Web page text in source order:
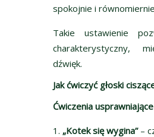
spokojnie i
Takie ustawienie
charakterystyczny,
dźwięk.
Jak ćwiczyć głoski
Ćwiczenia
„Kotek się wygina”–